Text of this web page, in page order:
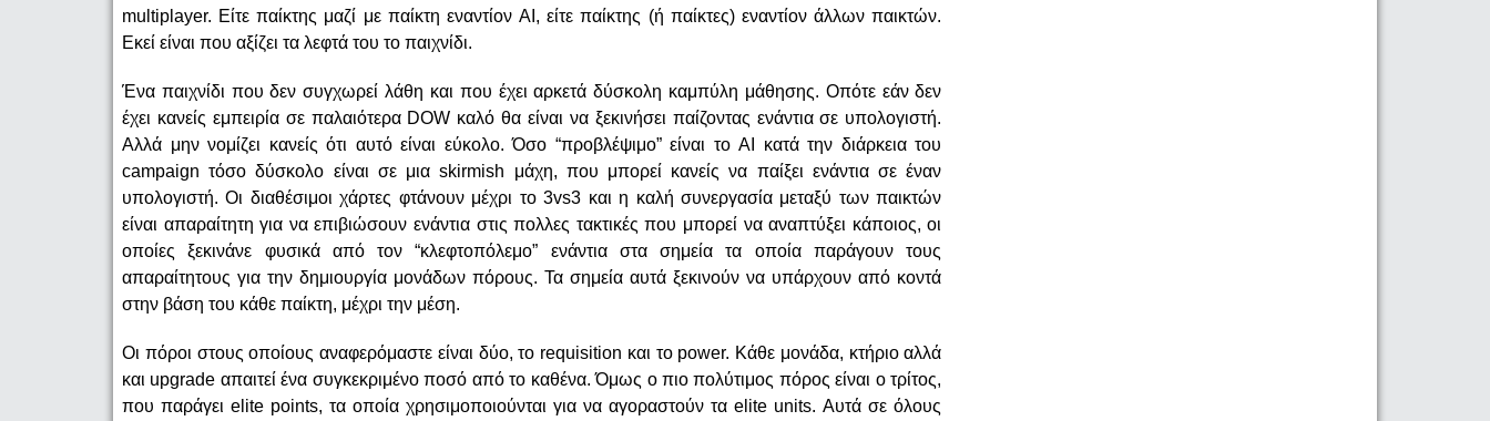
multiplayer. Είτε παίκτης μαζί με παίκτη εναντίον AI, είτε παίκτης (ή παίκτες) εναντίον άλλων παικτών.
Εκεί είναι που αξίζει τα λεφτά του το παιχνίδι.
Ένα παιχνίδι που δεν συγχωρεί λάθη και που έχει αρκετά δύσκολη καμπύλη μάθησης. Οπότε εάν δεν
έχει κανείς εμπειρία σε παλαιότερα DOW καλό θα είναι να ξεκινήσει παίζοντας ενάντια σε υπολογιστή.
Αλλά μην νομίζει κανείς ότι αυτό είναι εύκολο. Όσο “προβλέψιμο” είναι το AI κατά την διάρκεια του
campaign τόσο δύσκολο είναι σε μια skirmish μάχη, που μπορεί κανείς να παίξει ενάντια σε έναν
υπολογιστή. Οι διαθέσιμοι χάρτες φτάνουν μέχρι το 3vs3 και η καλή συνεργασία μεταξύ των παικτών
είναι απαραίτητη για να επιβιώσουν ενάντια στις πολλες τακτικές που μπορεί να αναπτύξει κάποιος, οι
οποίες ξεκινάνε φυσικά από τον “κλεφτοπόλεμο” ενάντια στα σημεία τα οποία παράγουν τους
απαραίτητους για την δημιουργία μονάδων πόρους. Τα σημεία αυτά ξεκινούν να υπάρχουν από κοντά
στην βάση του κάθε παίκτη, μέχρι την μέση.
Οι πόροι στους οποίους αναφερόμαστε είναι δύο, το requisition και το power. Κάθε μονάδα, κτήριο αλλά
και upgrade απαιτεί ένα συγκεκριμένο ποσό από το καθένα. Όμως ο πιο πολύτιμος πόρος είναι ο τρίτος,
που παράγει elite points, τα οποία χρησιμοποιούνται για να αγοραστούν τα elite units. Αυτά σε όλους